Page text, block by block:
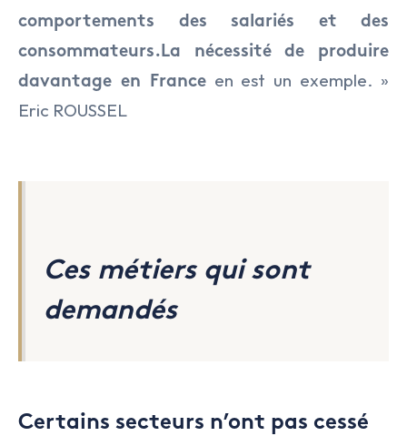
comportements des salariés et des
consommateurs.La nécessité de produire
davantage en Franceen est un exemple. »
Eric ROUSSEL
Ces métiers qui sont
demandés
Certains secteurs n’ont pas cessé